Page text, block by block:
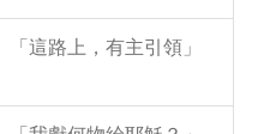
這路上，有主引領」